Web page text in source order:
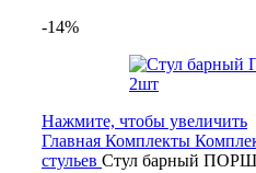
-14%
Нажмите, чтобы увеличить
Главная Комплекты
стульев Стул барный